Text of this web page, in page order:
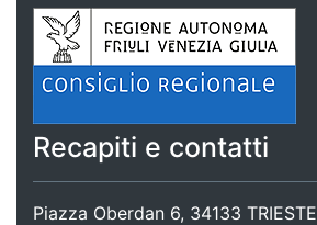
Recapiti e contatti
Piazza Oberdan 6, 34133 TRIESTE